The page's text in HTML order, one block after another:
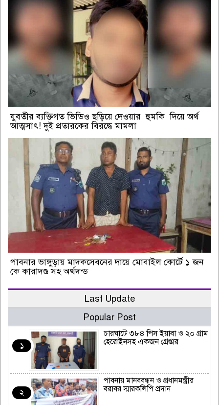
যুবতীর ব্যক্তিগত ভিডিও ছড়িয়ে দেওয়ার হুমকি দিয়ে অর্থ
আত্মসাৎ! দুই প্রতারকের বিরদ্ধে মামলা
পাবনার ভাঙ্গুড়ায় মাদকসেবনের দায়ে মোবাইল কোর্টে ১ জন
কে কারাদণ্ড সহ অর্থদন্ড
Last Update
Popular Post
১
চারঘাটে ৩৮৪ পিস ইয়াবা ও ২০ গ্রাম
হেরোইনসহ একজন গ্রেপ্তার
২
পাবনায় মানববন্ধন ও প্রধানমন্ত্রীর
বরাবর স্মারকলিপি প্রদান